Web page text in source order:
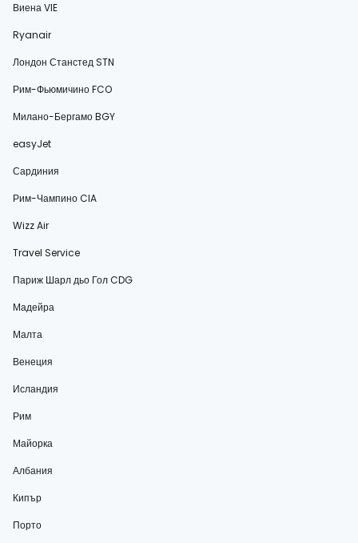
Виена VIE
Ryanair
Лондон Станстед STN
Рим-Фьюмичино FCO
Милано-Бергамо BGY
easyJet
Сардиния
Рим-Чампино CIA
Wizz Air
Travel Service
Париж Шарл дьо Гол CDG
Мадейра
Малта
Венеция
Исландия
Рим
Майорка
Албания
Кипър
Порто